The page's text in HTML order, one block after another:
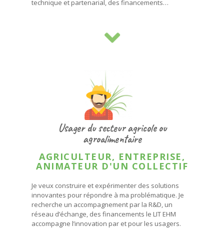
technique et partenarial, des financements…
Usager du secteur agricole ou
agroalimentaire
AGRICULTEUR, ENTREPRISE,
ANIMATEUR D'UN COLLECTIF
Je veux construire et expérimenter des solutions
innovantes pour répondre à ma problématique. Je
recherche un accompagnement par la R&D, un
réseau d’échange, des financements le LIT EHM
accompagne l’innovation par et pour les usagers.